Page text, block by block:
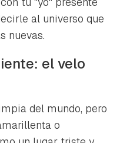
al universo que
nuevas.
el velo
del mundo, pero
o